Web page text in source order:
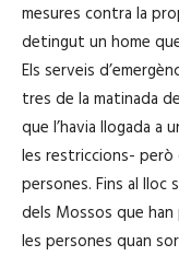
mesures contra la
detingut un home
Els serveis
tres de la matinada
que l’havia llogada a
les restriccions- però
persones. Fins al lloc
dels Mossos que
les persones quan